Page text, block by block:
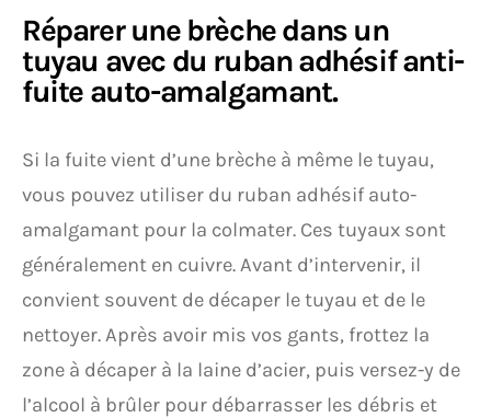
Réparer une brèche dans un
tuyau avec du ruban adhésif anti-
fuite auto-amalgamant.
Si la fuite vient d’une brèche à même le tuyau,
vous pouvez utiliser du ruban adhésif auto-
amalgamant pour la colmater. Ces tuyaux sont
généralement en cuivre. Avant d’intervenir, il
convient souvent de décaper le tuyau et de le
nettoyer. Après avoir mis vos gants, frottez la
zone à décaper à la laine d’acier, puis versez-y de
l’alcool à brûler pour débarrasser les débris et